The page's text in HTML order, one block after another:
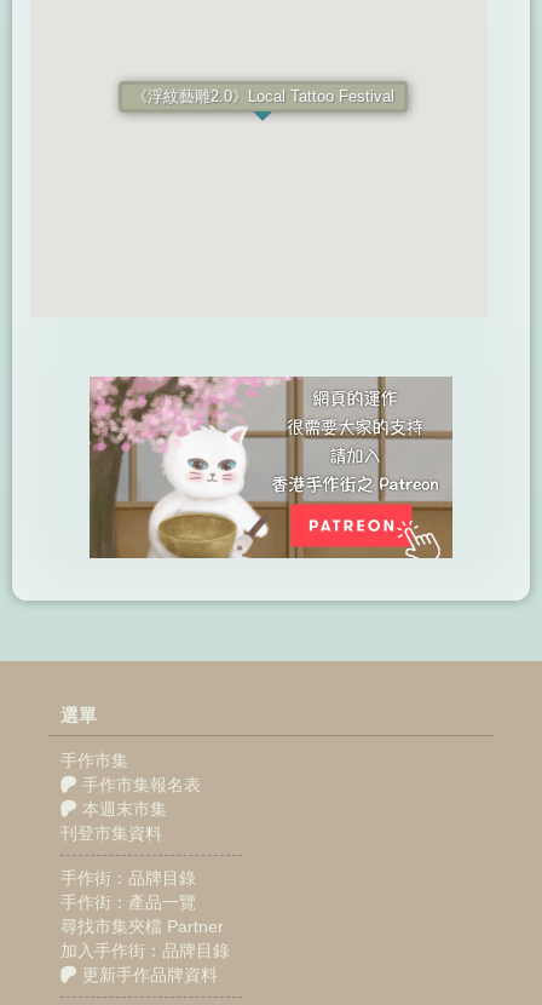
《浮紋藝雕2.0》Local Tattoo Festival
選單
手作市集
手作市集報名表
本週末市集
刊登市集資料
手作街：品牌目錄
手作街：產品一覽
尋找市集夾檔 Partner
加入手作街：品牌目錄
更新手作品牌資料